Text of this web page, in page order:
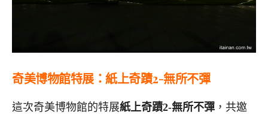
奇美博物館特展：紙上奇蹟2-無所不彈
這次奇美博物館的特展紙上奇蹟2-無所不彈 ，共邀